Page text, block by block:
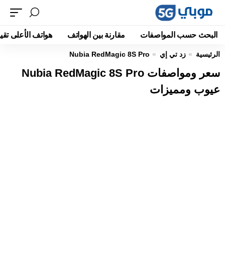
البحث حسب المواصفات مقارنة بين الهواتف هواتف الأعلى
الرئيسية زد تي إي Nubia RedMagic 8S Pro
سعر ومواصفات Nubia RedMagic 8S Pro
عيوب ومميزات